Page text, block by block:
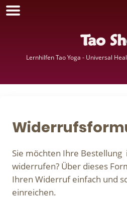
Tao
Lernhilfen Tao Yoga - Universal
Sie möchten Ihre Bestellung
widerrufen? Über dieses
Ihren Widerruf einfach und
einreichen.